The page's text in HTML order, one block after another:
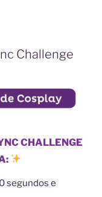
Challenge
CHALLENGE
segundos e